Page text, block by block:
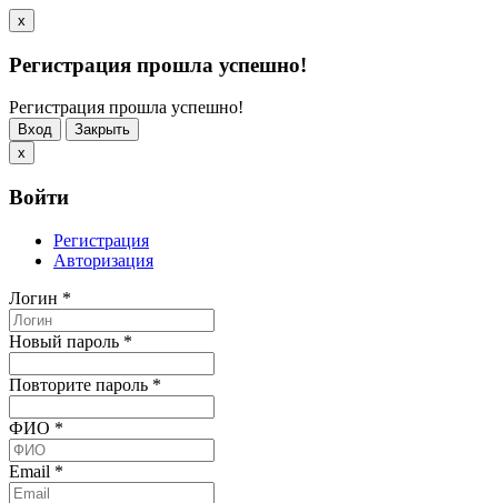
x
Регистрация прошла успешно!
Регистрация прошла успешно!
Вход
Закрыть
x
Войти
Регистрация
Авторизация
Логин *
Новый пароль *
Повторите пароль *
ФИО *
Email *